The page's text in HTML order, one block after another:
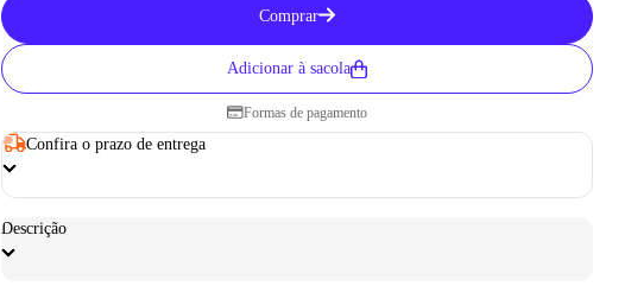
Como medir seu pé
Centralize o seu pé em uma
2 Faça um risco a partir do seu
3 Repita o risco na frente do dedão
Comprar
Adicionar à sacola
Formas de pagamento
Confira o prazo de entrega
Descrição